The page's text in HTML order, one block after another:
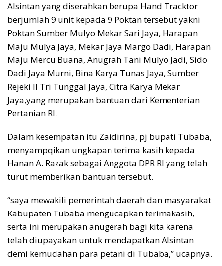
Alsintan yang diserahkan berupa Hand Tracktor
berjumlah 9 unit kepada 9 Poktan tersebut yakni
Poktan Sumber Mulyo Mekar Sari Jaya, Harapan
Maju Mulya Jaya, Mekar Jaya Margo Dadi, Harapan
Maju Mercu Buana, Anugrah Tani Mulyo Jadi, Sido
Dadi Jaya Murni, Bina Karya Tunas Jaya, Sumber
Rejeki II Tri Tunggal Jaya, Citra Karya Mekar
Jaya,yang merupakan bantuan dari Kementerian
Pertanian RI.
Dalam kesempatan itu Zaidirina, pj bupati Tubaba,
menyampqikan ungkapan terima kasih kepada
Hanan A. Razak sebagai Anggota DPR RI yang telah
turut memberikan bantuan tersebut.
“saya mewakili pemerintah daerah dan masyarakat
Kabupaten Tubaba mengucapkan terimakasih,
serta ini merupakan anugerah bagi kita karena
telah diupayakan untuk mendapatkan Alsintan
demi kemudahan para petani di Tubaba,” ucapnya.